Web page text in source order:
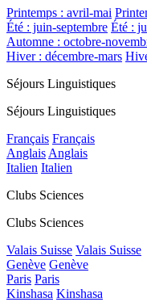
Printemps : avril-mai
Été : juin-septembre Été :
Automne : octobre-
Hiver : décembre-mars
Séjours Linguistiques
Séjours Linguistiques
Français Français
AnglaisAnglais
Italien Italien
Clubs Sciences
Clubs Sciences
Valais Suisse Valais Suisse
Genève Genève
Paris Paris
Kinshasa Kinshasa